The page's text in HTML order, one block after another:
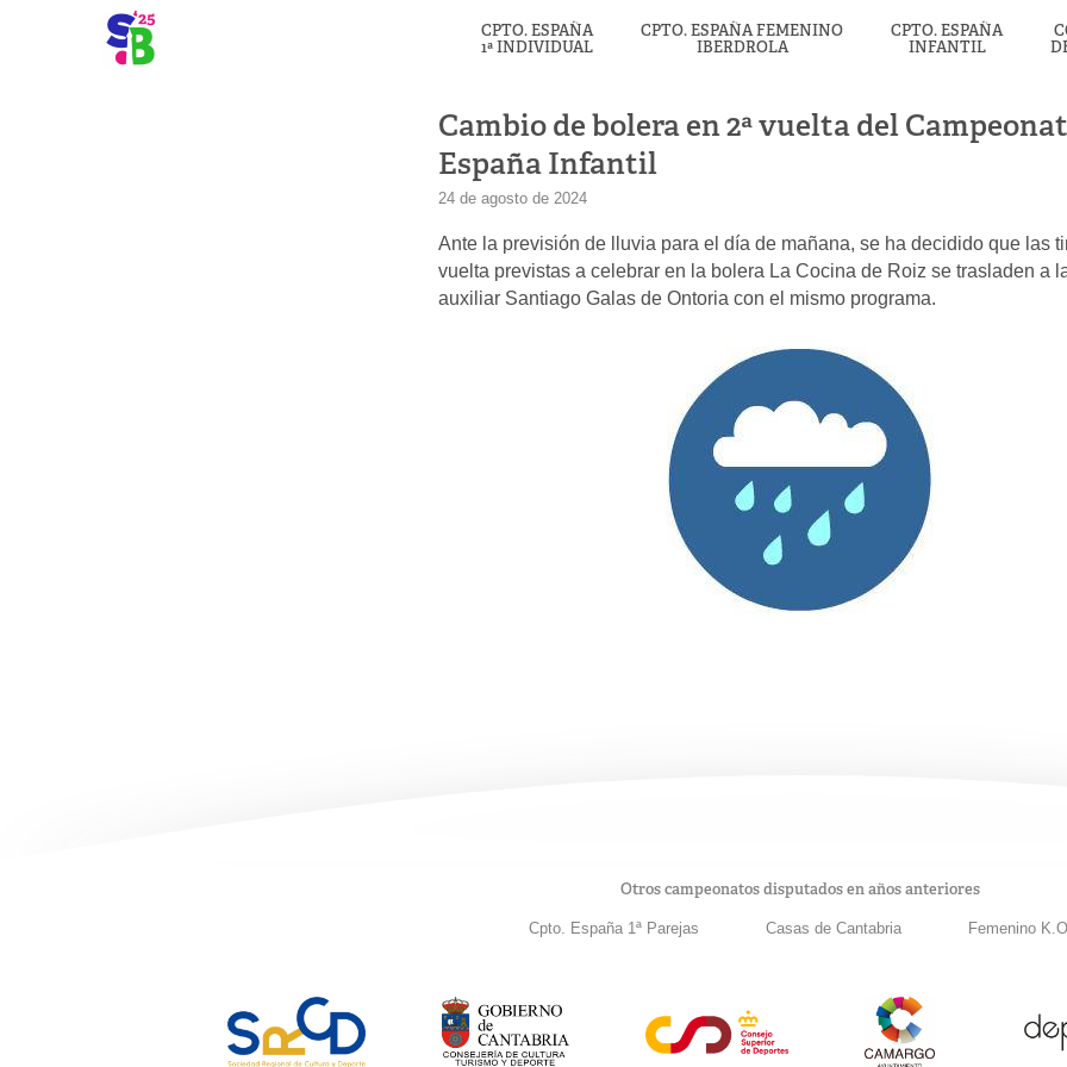
CPTO. ESPAÑA
1ª INDIVIDUAL
CPTO. ESPAÑA FEMENINO
IBERDROLA
CPTO. ESPAÑA
INFANTIL
Cambio de bolera en 2ª vuelta del
España Infantil
24 de agosto de 2024
Ante la previsión de lluvia para el día de mañana, se ha decidido que las
vuelta previstas a celebrar en la bolera La Cocina de Roiz se trasladen a
auxiliar Santiago Galas de Ontoria con el mismo programa.
Otros campeonatos disputados en años anteriores
Cpto. España 1ª Parejas Casas de Cantabria Femenino